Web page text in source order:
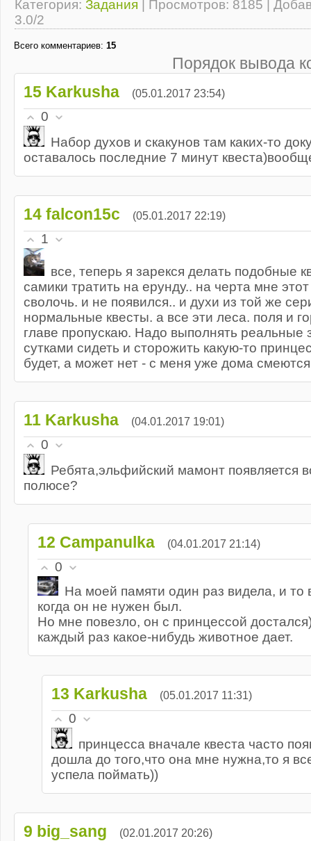
Категория: Задания Просмотров: 8185 |
3.0/2
Всего комментариев: 15
Порядок вывода
15 Karkusha (05.01.2017 23:54)
0
Набор духов и скакунов там каких-то
оставалось последние 7 минут
14 falcon15c (05.01.2017 22:19)
1
все, теперь я зарекся делать подобные
самики тратить на ерунду.. на черта мне
сволочь. и не появился.. и духи из той же
нормальные квесты. а все эти леса. поля и
главе пропускаю. Надо выполнять реальные
сутками сидеть и сторожить какую-то
будет, а может нет - с меня уже дома
11 Karkusha (04.01.2017 19:01)
0
Ребята,эльфийский мамонт появляется
полюсе?
12 Campanulka (04.01.2017 21:14)
0
На моей памяти один раз видела, и то
когда он не нужен был.
Но мне повезло, он с принцессой
каждый раз какое-нибудь животное дает.
13 Karkusha (05.01.2017 11:31)
0
принцесса вначале квеста часто
дошла до того,что она мне нужна,то я
успела поймать))
9 big_sang (02.01.2017 20:26)